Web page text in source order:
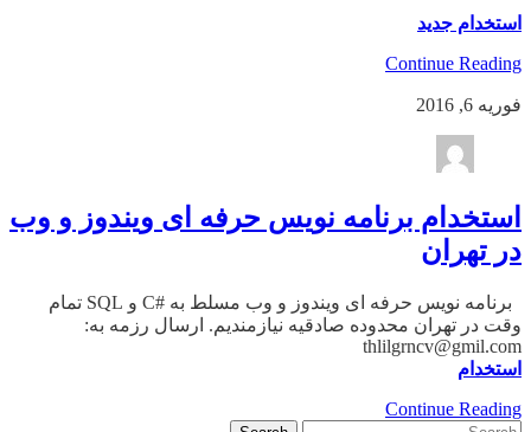
استخدام جدید
Continue Reading
فوریه 6, 2016
استخدام برنامه نویس حرفه ای ویندوز و وب
در تهران
برنامه نویس حرفه ای ویندوز و وب مسلط به #C و SQL تمام
وقت در تهران محدوده صادقیه نیازمندیم. ارسال رزمه به:
thlilgrncv@gmil.com
استخدام
Continue Reading